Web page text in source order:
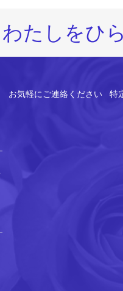
わたしをひ
お気軽にご連絡ください 特